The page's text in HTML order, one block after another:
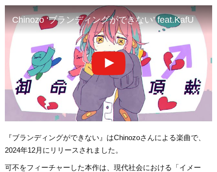
Chinozo ‘ブランディングができない’ feat.KafU
『ブランディングができない』はChinozoさんによる楽曲で、
2024年12月にリリースされました。
可不をフィーチャーした本作は、現代社会における「イメー